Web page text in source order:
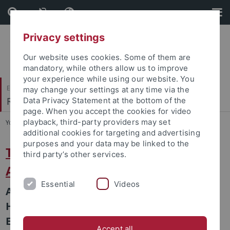
Skip
to
content
Skip
to
footer
Evangelisch-Theologische Fakultät
Religionswissenschaft und Judaistik
You are here: Startseite ... Summary
The Qur‘an as a Source for Late
Antiquity
A Research Project directed by Prof. Dr.
Holger M. Zellentin and funded by the
European Research Council
Privacy settings
Our website uses cookies. Some of them are
mandatory, while others allow us to improve
your experience while using our website. You
may change your settings at any time via the
Data Privacy Statement at the bottom of the
page. When you accept the cookies for video
playback, third-party providers may set
additional cookies for targeting and advertising
purposes and your data may be linked to the
third party’s other services.
Essential Videos